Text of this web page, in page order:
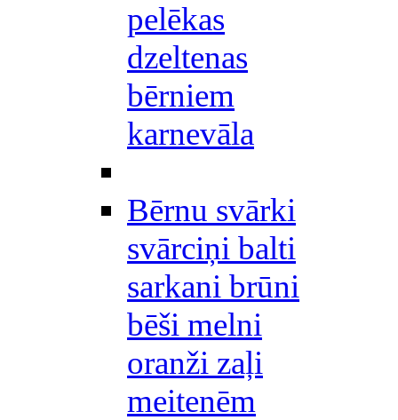
pelēkas
dzeltenas
bērniem
karnevāla
Bērnu svārki
svārciņi balti
sarkani brūni
bēši melni
oranži zaļi
meitenēm